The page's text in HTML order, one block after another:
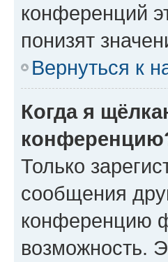
конференций
понизят
Вернуться к
Когда я
Только
сообщения
конференцию
возможность.